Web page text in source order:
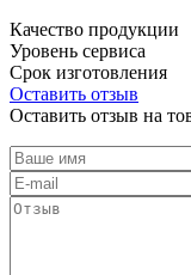
Качество продукции
Уровень сервиса
Срок изготовления
Оставить отзыв
Оставить отзыв на